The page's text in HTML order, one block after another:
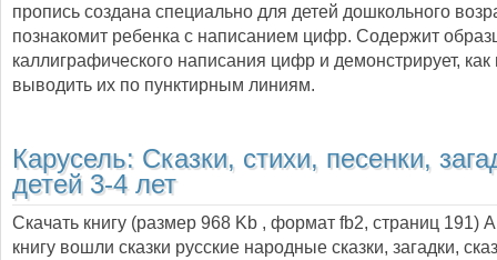
пропись создана специально для детей дошкольного
познакомит ребенка с написанием цифр. Содержит
каллиграфического написания цифр и демонстрирует,
выводить их по пунктирным линиям.
Карусель: Cказки, стихи, песенки,
детей 3-4 лет
Скачать книгу (размер 968 Kb , формат fb2, страниц 191)
книгу вошли сказки русские народные сказки, загадки,